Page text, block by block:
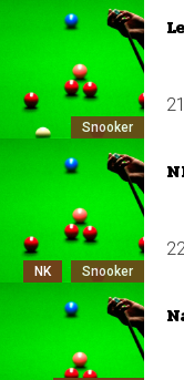
Snooker
NK Snooker